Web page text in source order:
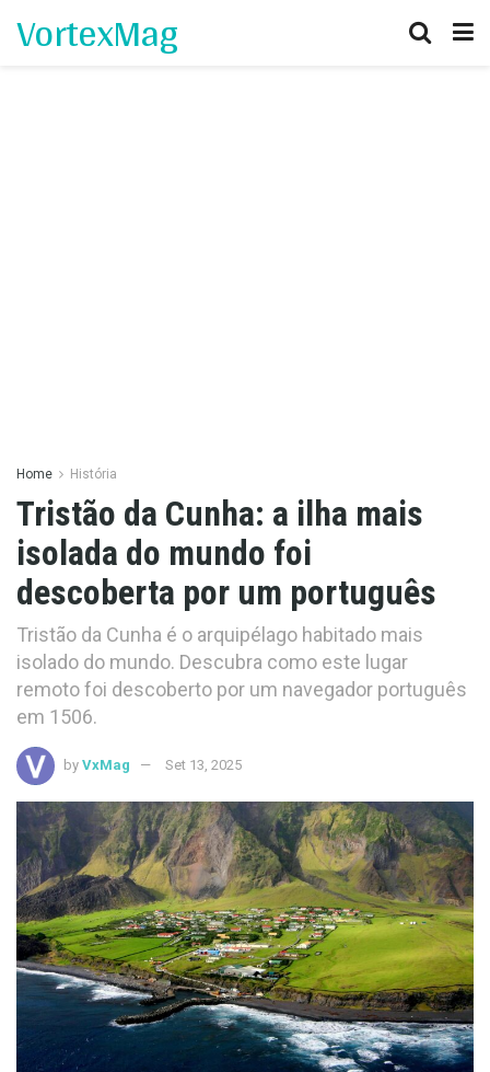
VortexMag
Home História
Tristão da Cunha: a ilha mais
isolada do mundo foi
descoberta por um português
Tristão da Cunha é o arquipélago habitado mais
isolado do mundo. Descubra como este lugar
remoto foi descoberto por um navegador português
em 1506.
by VxMag Set 13, 2025